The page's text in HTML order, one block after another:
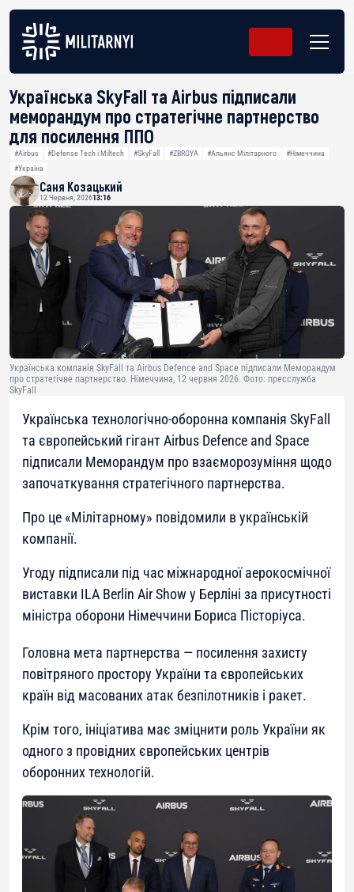
Українська SkyFall та Airbus підписали
меморандум про стратегічне партнерство
для посилення ППО
#Airbus #Defense Tech і Miltech #SkyFall #ZBROYA #Альянс Мілітарного
#Німеччина
#Україна
Саня Козацький
12 Червня, 202613:16
Українська компанія SkyFall та Airbus Defence and Space підписали Меморандум
про стратегічне партнерство. Німеччина, 12 червня 2026. Фото: пресслужба
SkyFall
Українська технологічно-оборонна компанія SkyFall
та європейський гігант Airbus Defence and Space
підписали Меморандум про взаєморозуміння щодо
започаткування стратегічного партнерства.
Про це «Мілітарному» повідомили в українській
компанії.
Угоду підписали під час міжнародної аерокосмічної
виставки ILA Berlin Air Show у Берліні за присутності
міністра оборони Німеччини Бориса Пісторіуса.
Головна мета партнерства — посилення захисту
повітряного простору України та європейських
країн від масованих атак безпілотників і ракет.
Крім того, ініціатива має зміцнити роль України як
одного з провідних європейських центрів
оборонних технологій.